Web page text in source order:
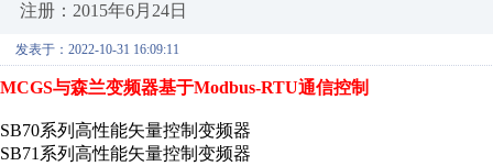
注册：2015年6月24日
发表于：2022-10-31 16:09:11
MCGS与森兰变频器基于Modbus-RTU通信控制
SB70系列高性能矢量控制变频器
SB71系列高性能矢量控制变频器